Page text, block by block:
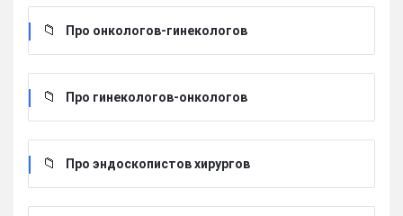
Про онкологов-гинекологов
Про гинекологов-онкологов
Про эндоскопистов хирургов